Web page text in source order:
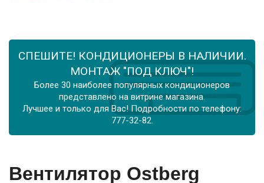
СПЕШИТЕ! КОНДИЦИОНЕРЫ В НАЛИЧИИ.
МОНТАЖ "ПОД КЛЮЧ"!
Более 30 наиболее популярных кондиционеров
представлено на витрине магазина.
Лучшее и только для Вас! Подробности по телефону:
777-32-82.
Вентилятор Ostberg